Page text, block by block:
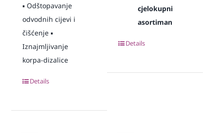
▪️ Odštopavanje
odvodnih cijevi i
čišćenje ▪️
Iznajmljivanje
korpa-dizalice
Details
cjelokupni
asortiman
Details